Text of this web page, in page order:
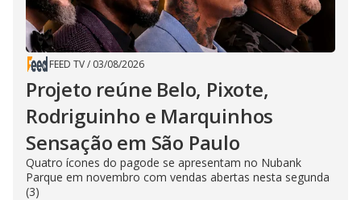
FEED TV/ 03/08/2026
Projeto reúne Belo, Pixote,
Rodriguinho e Marquinhos
Sensação em São Paulo
Quatro ícones do pagode se apresentam no Nubank
Parque em novembro com vendas abertas nesta segunda
(3)